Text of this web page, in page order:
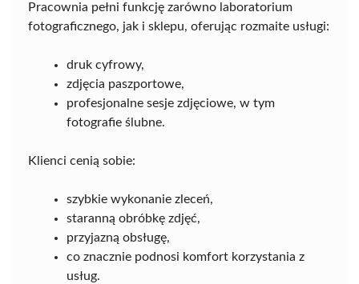
Pracownia pełni funkcję zarówno laboratorium
fotograficznego, jak i sklepu, oferując rozmaite usługi:
druk cyfrowy,
zdjęcia paszportowe,
profesjonalne sesje zdjęciowe, w tym
fotografie ślubne.
Klienci cenią sobie:
szybkie wykonanie zleceń,
staranną obróbkę zdjęć,
przyjazną obsługę,
co znacznie podnosi komfort korzystania z
usług.